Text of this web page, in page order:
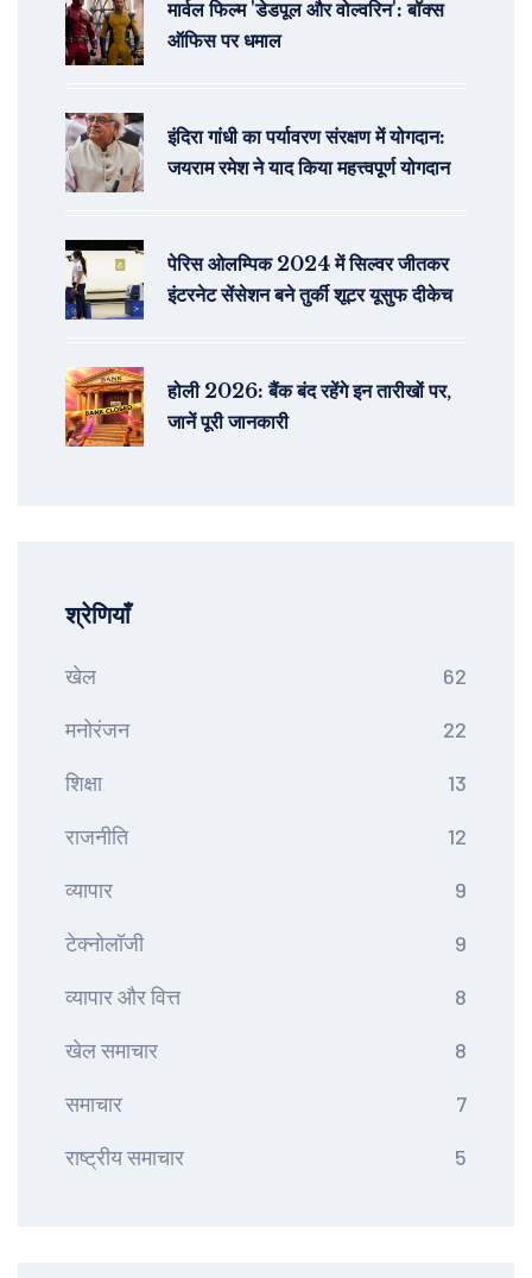
मार्वल फिल्म 'डेडपूल और वोल्वरिन': बॉक्स
ऑफिस पर धमाल
इंदिरा गांधी का पर्यावरण संरक्षण में योगदान:
जयराम रमेश ने याद किया महत्त्वपूर्ण योगदान
पेरिस ओलम्पिक 2024 में सिल्वर जीतकर
इंटरनेट सेंसेशन बने तुर्की शूटर यूसुफ दीकेच
होली 2026: बैंक बंद रहेंगे इन तारीखों पर,
जानें पूरी जानकारी
श्रेणियाँ
खेल 62
मनोरंजन 22
शिक्षा 13
राजनीति 12
व्यापार 9
टेक्नोलॉजी 9
व्यापार और वित्त 8
खेल समाचार 8
समाचार 7
राष्ट्रीय समाचार 5